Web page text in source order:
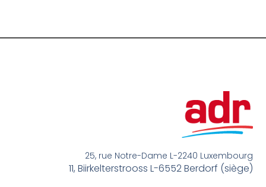
25, rue Notre-Dame L-2240 Luxembourg
11, Biirkelterstrooss L-6552 Berdorf (siège)